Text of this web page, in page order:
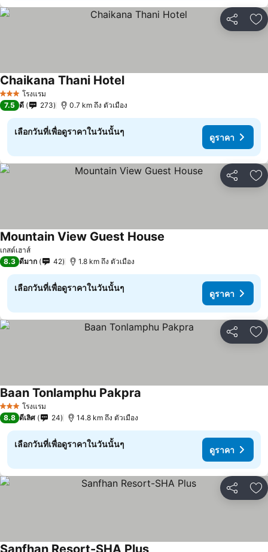
แชร์ เ
3 ดาว โรงแรม
Chaikana Thani Hotelดูราคา
7.5 ดี 273 0.7 km ถึง ตัวเมือง
เลือกวันที่เพื่อดูราคาในวันนั้นๆ
ดูราคา
แชร์ เ
เกสต์เฮาส์
Mountain View Guest House
8.3 ดีมาก 42 1.8 km ถึง ตัวเมือง
เลือกวันที่เพื่อดูราคาในวันนั้นๆ
ดูราคา
แชร์ เ
3 ดาว โรงแรม
Baan Tonlamphu Pakpra
8.8 ดีเลิศ 24 14.8 km ถึง ตัวเมือง
เลือกวันที่เพื่อดูราคาในวันนั้นๆ
ดูราคา
แชร์ เ
Sanfhan Resort-SHA Plus